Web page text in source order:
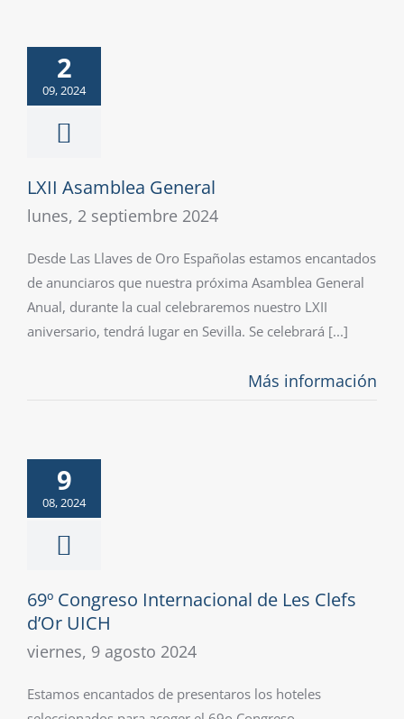
2
09, 2024
LXII Asamblea General
lunes, 2 septiembre 2024
Desde Las Llaves de Oro Españolas estamos encantados
de anunciaros que nuestra próxima Asamblea General
Anual, durante la cual celebraremos nuestro LXII
aniversario, tendrá lugar en Sevilla. Se celebrará [...]
Más información
9
08, 2024
69º Congreso Internacional de Les Clefs
d’Or UICH
viernes, 9 agosto 2024
Estamos encantados de presentaros los hoteles